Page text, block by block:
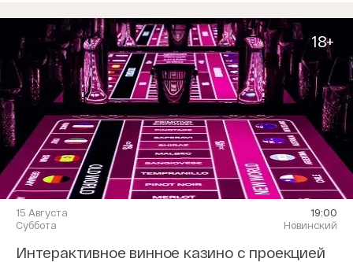
18+
15 Августа
Суббота
19:00
Новинский
Интерактивное винное казино с проекцией